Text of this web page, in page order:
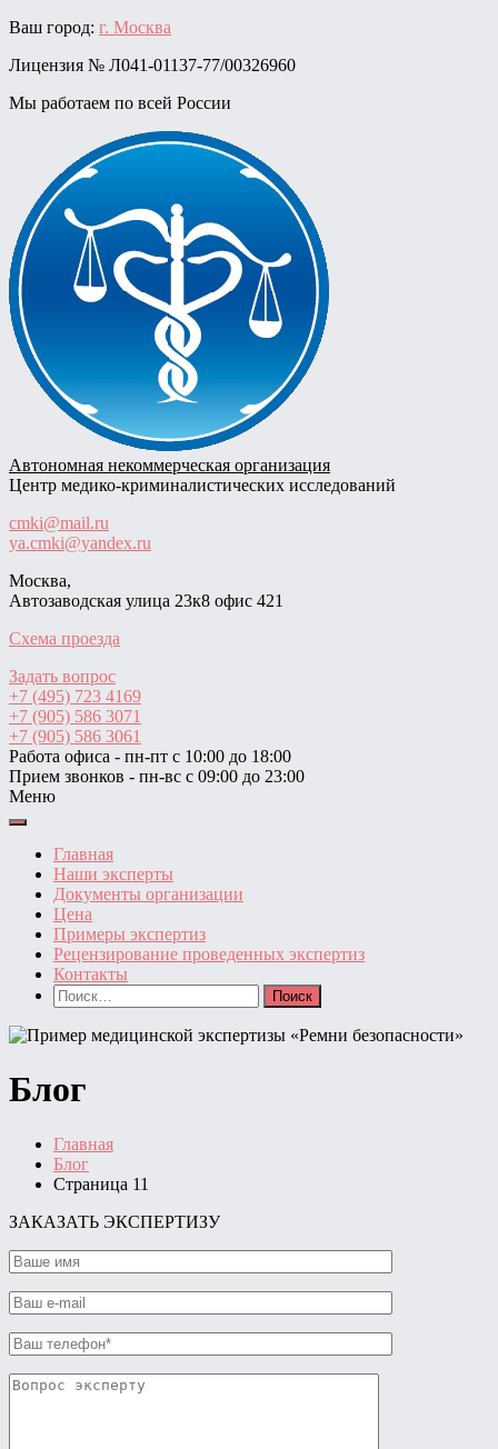
Skip
content
Ваш город: г. Москва
Лицензия № Л041-01137-77/00326960
Мы работаем по всей России
Автономная некоммерческая организация
Центр медико-криминалистических исследований
cmki@mail.ru
ya.cmki@yandex.ru
Москва,
Автозаводская улица 23к8 офис 421
Схема проезда
Задать вопрос
+7 (495) 723 4169
+7 (905) 586 3071
+7 (905) 586 3061
Работа офиса - пн-пт с 10:00 до 18:00
Прием звонков - пн-вс с 09:00 до 23:00
Меню
Главная
Наши эксперты
Документы организации
Цена
Примеры экспертиз
Рецензирование проведенных экспертиз
Контакты
Найти:
Блог
Главная
Блог
Страница 11
ЗАКАЗАТЬ ЭКСПЕРТИЗУ